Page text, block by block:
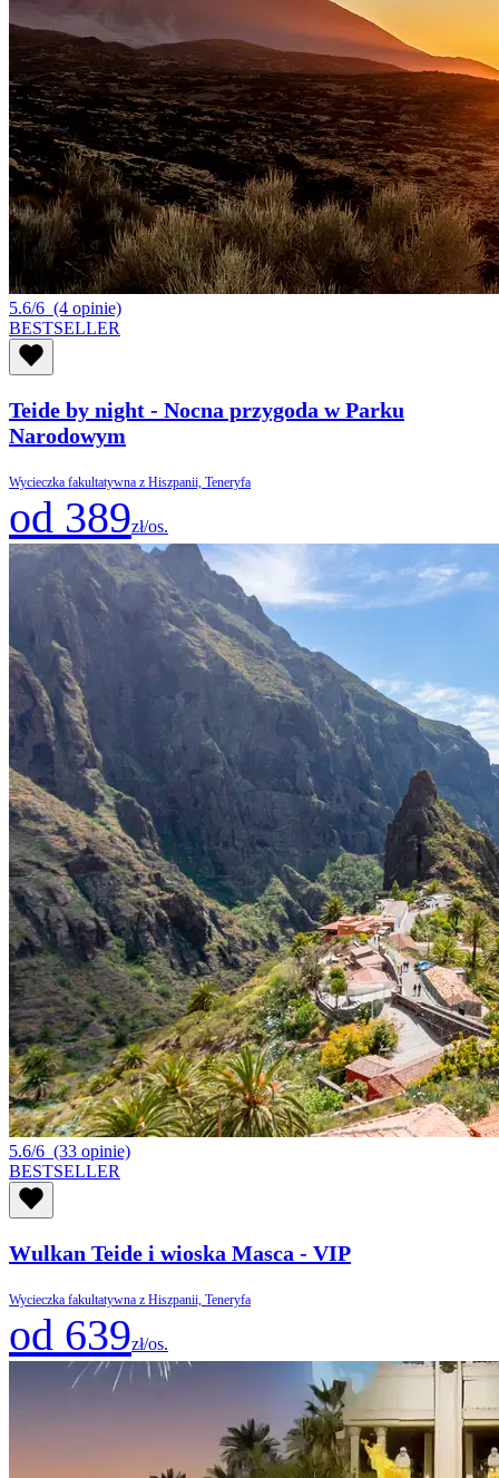
5.6/6 (4 opinie)
BESTSELLER
Teide by night - Nocna przygoda w Parku
Narodowym
Wycieczka fakultatywna z Hiszpanii, Teneryfa
od 389zł/os.
5.6/6 (33 opinie)
BESTSELLER
Wulkan Teide i wioska Masca - VIP
Wycieczka fakultatywna z Hiszpanii, Teneryfa
od 639zł/os.